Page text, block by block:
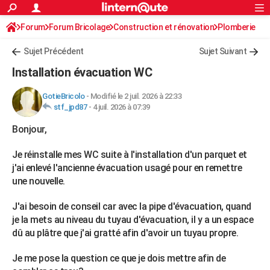
ACTUALITÉS
Politique
Société
Faits Divers
Education
Monde
Villes
+
FINANCE
Retraite
Impôts
Epargne
Immobilier
Risques naturels par ville
Banque
Assurance
Crédit
AUTO
Essais
Réserver un essai
Citadines
Berlines
SUV
Forum auto
+HIGH-TECH
Mobiles
Meilleur smartphone
Internet
Ordinateurs
Jeux vidéo
Guide high-tech
+
Forum
Aménagement intérieur
Extérieur
Cuisine
Salle de bains
Jardinage
Rangement
WEEK-END
Guides de France
Escapades
Patrimoine
Expositions
Musées
Week-end nature
+LIFESTYLE
Art de vivre
Bien-être
Loisirs
Mode
Modes de vie
SANTE
Alimentation
Guide de la santé
Maladies
Médicaments
Sommeil
VOYAGE
Rechercher
S'inscrire
Connexion
Forum Forum Bricolage Construction et rénovation Plomberie
Sujet Précédent Sujet Suivant
Installation évacuation WC
GotieBricolo- Modifié le 2 juil. 2026 à 22:33
stf_jpd87- 4 juil. 2026 à 07:39
Bonjour,
Je réinstalle mes WC suite à l'installation d'un parquet et
j'ai enlevé l'ancienne évacuation usagé pour en remettre
une nouvelle.
J'ai besoin de conseil car avec la pipe d'évacuation, quand
je la mets au niveau du tuyau d'évacuation, il y a un espace
dû au plâtre que j'ai gratté afin d'avoir un tuyau propre.
Je me pose la question ce que je dois mettre afin de